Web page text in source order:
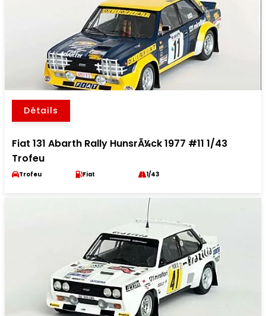
Détails
Fiat 131 Abarth Rally HunsrÃ¼ck 1977 #11 1/43
Trofeu
Trofeu Fiat 1/43